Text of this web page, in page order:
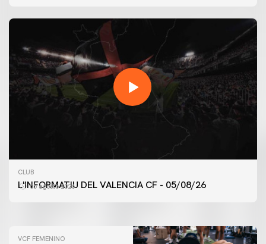
CLUB
L'INFORMATIU DEL VALENCIA CF - 05/08/26
05 agosto 2026
PRIMER EQUIPO
ENTRENAMIENTO MATINAL DEL VALENCIA CF
5/8/2026
VCF FEMENINO